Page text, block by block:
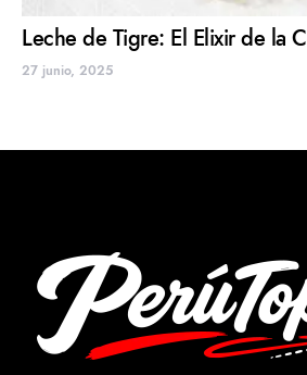
Leche de Tigre: El Elixir de la
27 junio, 2025